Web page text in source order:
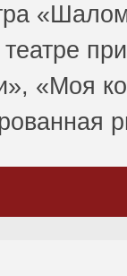
«Моя